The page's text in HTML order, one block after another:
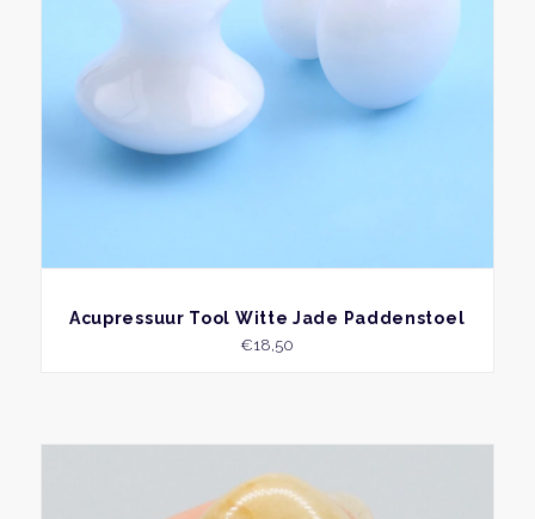
BEKIJK
Acupressuur Tool Witte Jade Paddenstoel
€18,50